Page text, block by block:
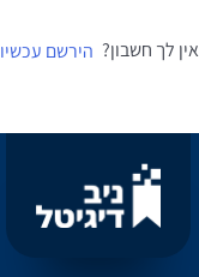
אין לך חשבון? הירשם עכשיו